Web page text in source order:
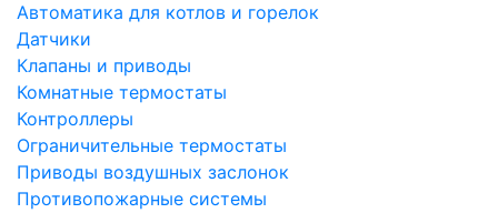
Автоматика для котлов и горелок
Датчики
Клапаны и приводы
Комнатные термостаты
Контроллеры
Ограничительные термостаты
Приводы воздушных заслонок
Противопожарные системы